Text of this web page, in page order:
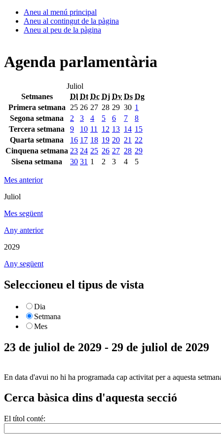
Aneu al menú principal
Aneu al contingut de la pàgina
Aneu al peu de la pàgina
Agenda parlamentària
Juliol
Setmanes
Dl Dt Dc Dj Dv Ds Dg
Primera setmana
25 26 27 28 29 30 1
Segona setmana
2 3 4 5 6 7
8
Tercera setmana
9 10 11 12 13 14 15
Quarta setmana
16 17 18 19 20 21 22
Cinquena setmana 23 24 25 26 27 28 29
Sisena setmana
30 31 1 2 3 4 5
Mes anterior
Juliol
Mes següent
Any anterior
2029
Any següent
Seleccioneu el tipus de vista
Dia
Setmana
Mes
23 de juliol de 2029 - 29 de juliol de 2029
En data d'avui no hi ha programada cap activitat per a aquesta
Cerca bàsica dins d'aquesta secció
El títol conté: